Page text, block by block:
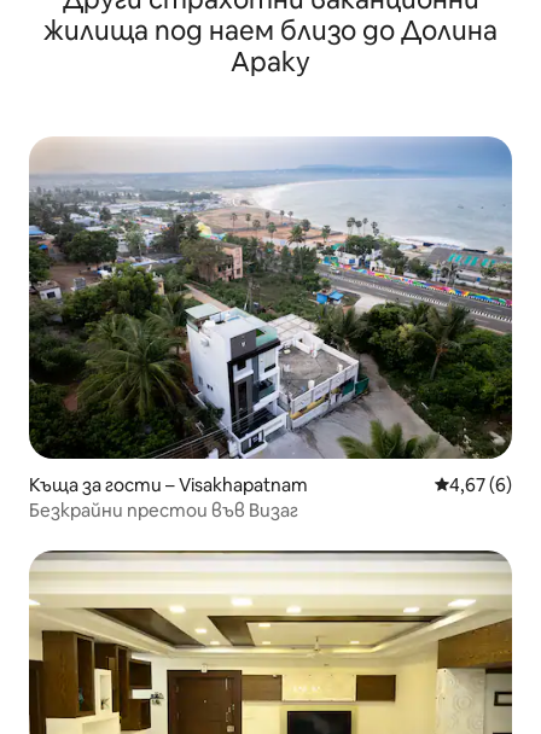
жилища под наем близо до Долина
Араку
Къща за гости – Visakhapatnam Средна
4,67 (6)
Безкрайни престои във Визаг